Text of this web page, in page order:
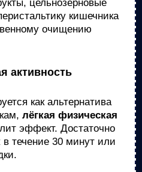
цельнозерновые
кишечника
очищению
активность
как альтернатива
лёгкая физическая
эффект. Достаточно
в течение 30 минут или